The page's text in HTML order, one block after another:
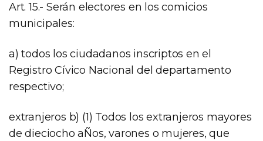
Art. 15.- Serán electores en los comicios
municipales:
a) todos los ciudadanos inscriptos en el
Registro Cívico Nacional del departamento
respectivo;
extranjeros b) (1) Todos los extranjeros mayores
de dieciocho aÑos, varones o mujeres, que